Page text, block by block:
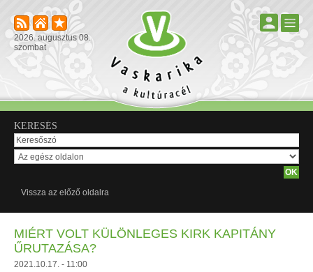
2026. augusztus 08.
szombat
KERESÉS
Vissza az előző oldalra
MIÉRT VOLT KÜLÖNLEGES KIRK KAPITÁNY
ŰRUTAZÁSA?
2021.10.17. - 11:00